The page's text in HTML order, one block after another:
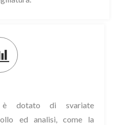
dotato di svariate
ed analisi, come la